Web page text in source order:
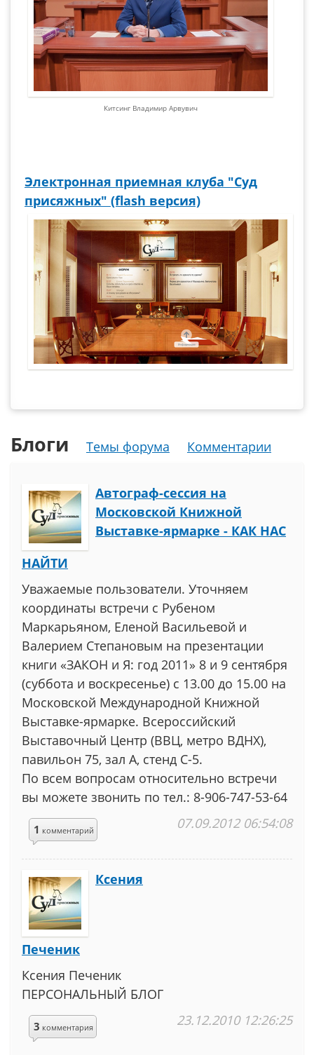
Китсинг Владимир Арвувич
Электронная приемная клуба "Суд
присяжных" (flash версия)
Блоги Темы форума Комментарии
Автограф-сессия на
Московской Книжной
Выставке-ярмарке - КАК НАС
НАЙТИ
Уважаемые пользователи. Уточняем
координаты встречи с Рубеном
Маркарьяном, Еленой Васильевой и
Валерием Степановым на презентации
книги «ЗАКОН и Я: год 2011» 8 и 9 сентября
(суббота и воскресенье) c 13.00 до 15.00 на
Московской Международной Книжной
Выставке-ярмарке. Всероссийский
Выставочный Центр (ВВЦ, метро ВДНХ),
павильон 75, зал A, стенд С-5.
По всем вопросам относительно встречи
вы можете звонить по тел.: 8-906-747-53-64
1 комментарий 07.09.2012 06:54:08
Ксения
Печеник
Ксения Печеник
ПЕРСОНАЛЬНЫЙ БЛОГ
3 комментария 23.12.2010 12:26:25